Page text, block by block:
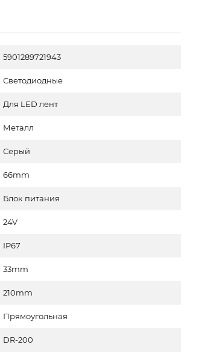
5901289721943
Светодиодные
Для LED лент
Металл
Серый
66mm
Блок питания
24V
IP67
33mm
210mm
Прямоугольная
DR-200